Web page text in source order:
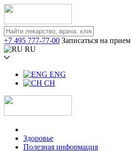
+7 495 777-77-00 Записаться на прием
RU
ENG
CH
Здоровье
Полезная информация